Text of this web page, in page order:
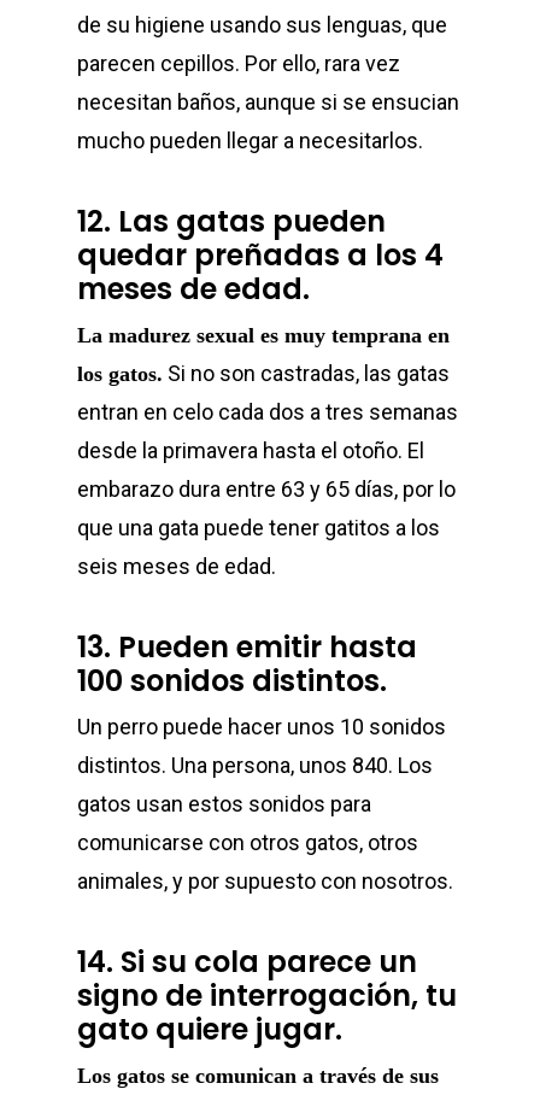
de su higiene usando sus lenguas, que
parecen cepillos. Por ello, rara vez
necesitan baños, aunque si se ensucian
mucho pueden llegar a necesitarlos.
12. Las gatas pueden
quedar preñadas a los 4
meses de edad.
La madurez sexual es muy temprana en
los gatos. Si no son castradas, las gatas
entran en celo cada dos a tres semanas
desde la primavera hasta el otoño. El
embarazo dura entre 63 y 65 días, por lo
que una gata puede tener gatitos a los
seis meses de edad.
13. Pueden emitir hasta
100 sonidos distintos.
Un perro puede hacer unos 10 sonidos
distintos. Una persona, unos 840. Los
gatos usan estos sonidos para
comunicarse con otros gatos, otros
animales, y por supuesto con nosotros.
14. Si su cola parece un
signo de interrogación, tu
gato quiere jugar.
Los gatos se comunican a través de sus
Home
Sobre